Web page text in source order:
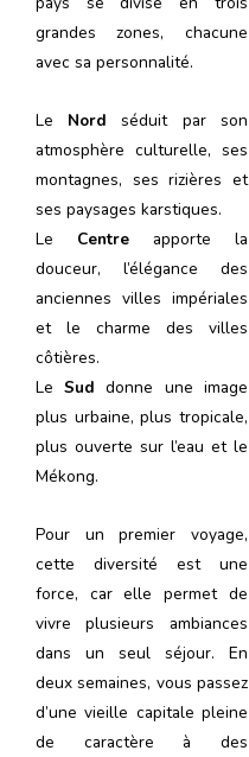
grandes zones, chacune
avec sa personnalité.
Le Nord séduit par son
atmosphère culturelle, ses
montagnes, ses rizières et
ses paysages karstiques.
Le Centreapporte la
douceur, l’élégance des
anciennes villes impériales
et le charme des villes
côtières.
LeSud donne une image
plus urbaine, plus tropicale,
plus ouverte sur l’eau et le
Mékong.
Pour un premier voyage,
cette diversité est une
force, car elle permet de
vivre plusieurs ambiances
dans un seul séjour. En
deux semaines, vous passez
d’une vieille capitale pleine
de caractère à des